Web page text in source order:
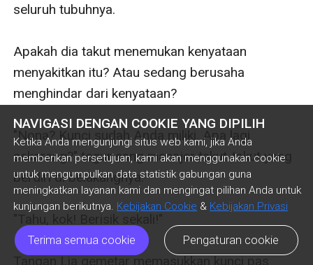
NAVIGASI DENGAN COOKIE YANG DIPILIH
Ketika Anda mengunjungi situs web kami, jika Anda
memberikan persetujuan, kami akan menggunakan cookie
untuk mengumpulkan data statistik gabungan guna
meningkatkan layanan kami dan mengingat pilihan Anda untuk
kunjungan berikutnya. Kebijakan Cookie & Kebijakan Privasi
Terima semua cookie Pengaturan cookie
seluruh tubuhnya.
Apakah dia takut menemukan kenyataan
menyakitkan itu? Atau sedang berusaha
menghindar dari kenyataan?
"Nona? Kunci sudah Anda miliki. Apa lagi
sekarang?" tegur sang manajer takut-takut yang
berdiri di belakangnya.